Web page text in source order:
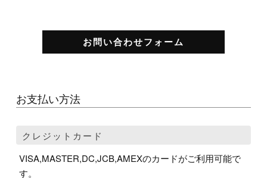
お問い合わせフォーム
お支払い方法
クレジットカード
VISA,MASTER,DC,JCB,AMEXのカードがご利用可能で
す。